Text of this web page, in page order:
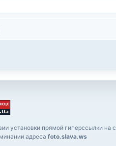
установки прямой гиперссылки на
адреса foto.slava.ws